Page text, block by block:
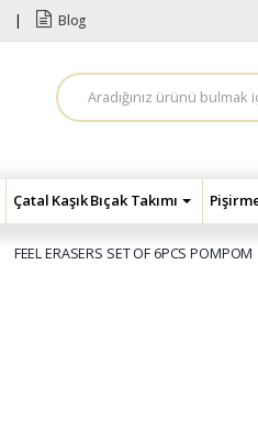
Blog
A
r
a
Çatal Kaşık Bıçak Takımı
FEEL ERASERS SET OF 6PCS POMPOM